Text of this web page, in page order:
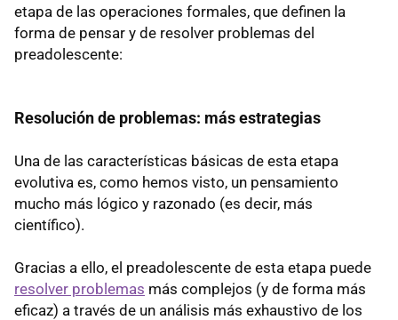
etapa de las operaciones formales, que definen la
forma de pensar y de resolver problemas del
preadolescente:
Resolución de problemas: más estrategias
Una de las características básicas de esta etapa
evolutiva es, como hemos visto, un pensamiento
mucho más lógico y razonado (es decir, más
científico).
Gracias a ello, el preadolescente de esta etapa puede
resolver problemas más complejos (y de forma más
eficaz) a través de un análisis más exhaustivo de los